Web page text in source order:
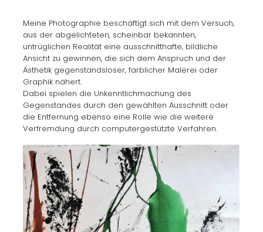
Meine Photographie beschäftigt sich mit dem Versuch,
aus der abgelichteten, scheinbar bekannten,
untrüglichen Realität eine ausschnitthafte, bildliche
Ansicht zu gewinnen, die sich dem Anspruch und der
Ästhetik gegenstandsloser, farblicher Malerei oder
Graphik nähert.
Dabei spielen die Unkenntlichmachung des
Gegenstandes durch den gewählten Ausschnitt oder
die Entfernung ebenso eine Rolle wie die weitere
Verfremdung durch computergestützte Verfahren.